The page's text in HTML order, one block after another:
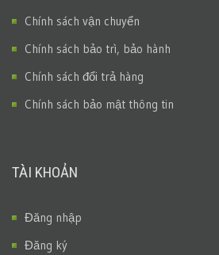
Chính sách vận chuyển
Chính sách bảo trì, bảo hành
Chính sách đổi trả hàng
Chính sách bảo mật thông tin
TÀI KHOẢN
Đăng nhập
Đăng ký